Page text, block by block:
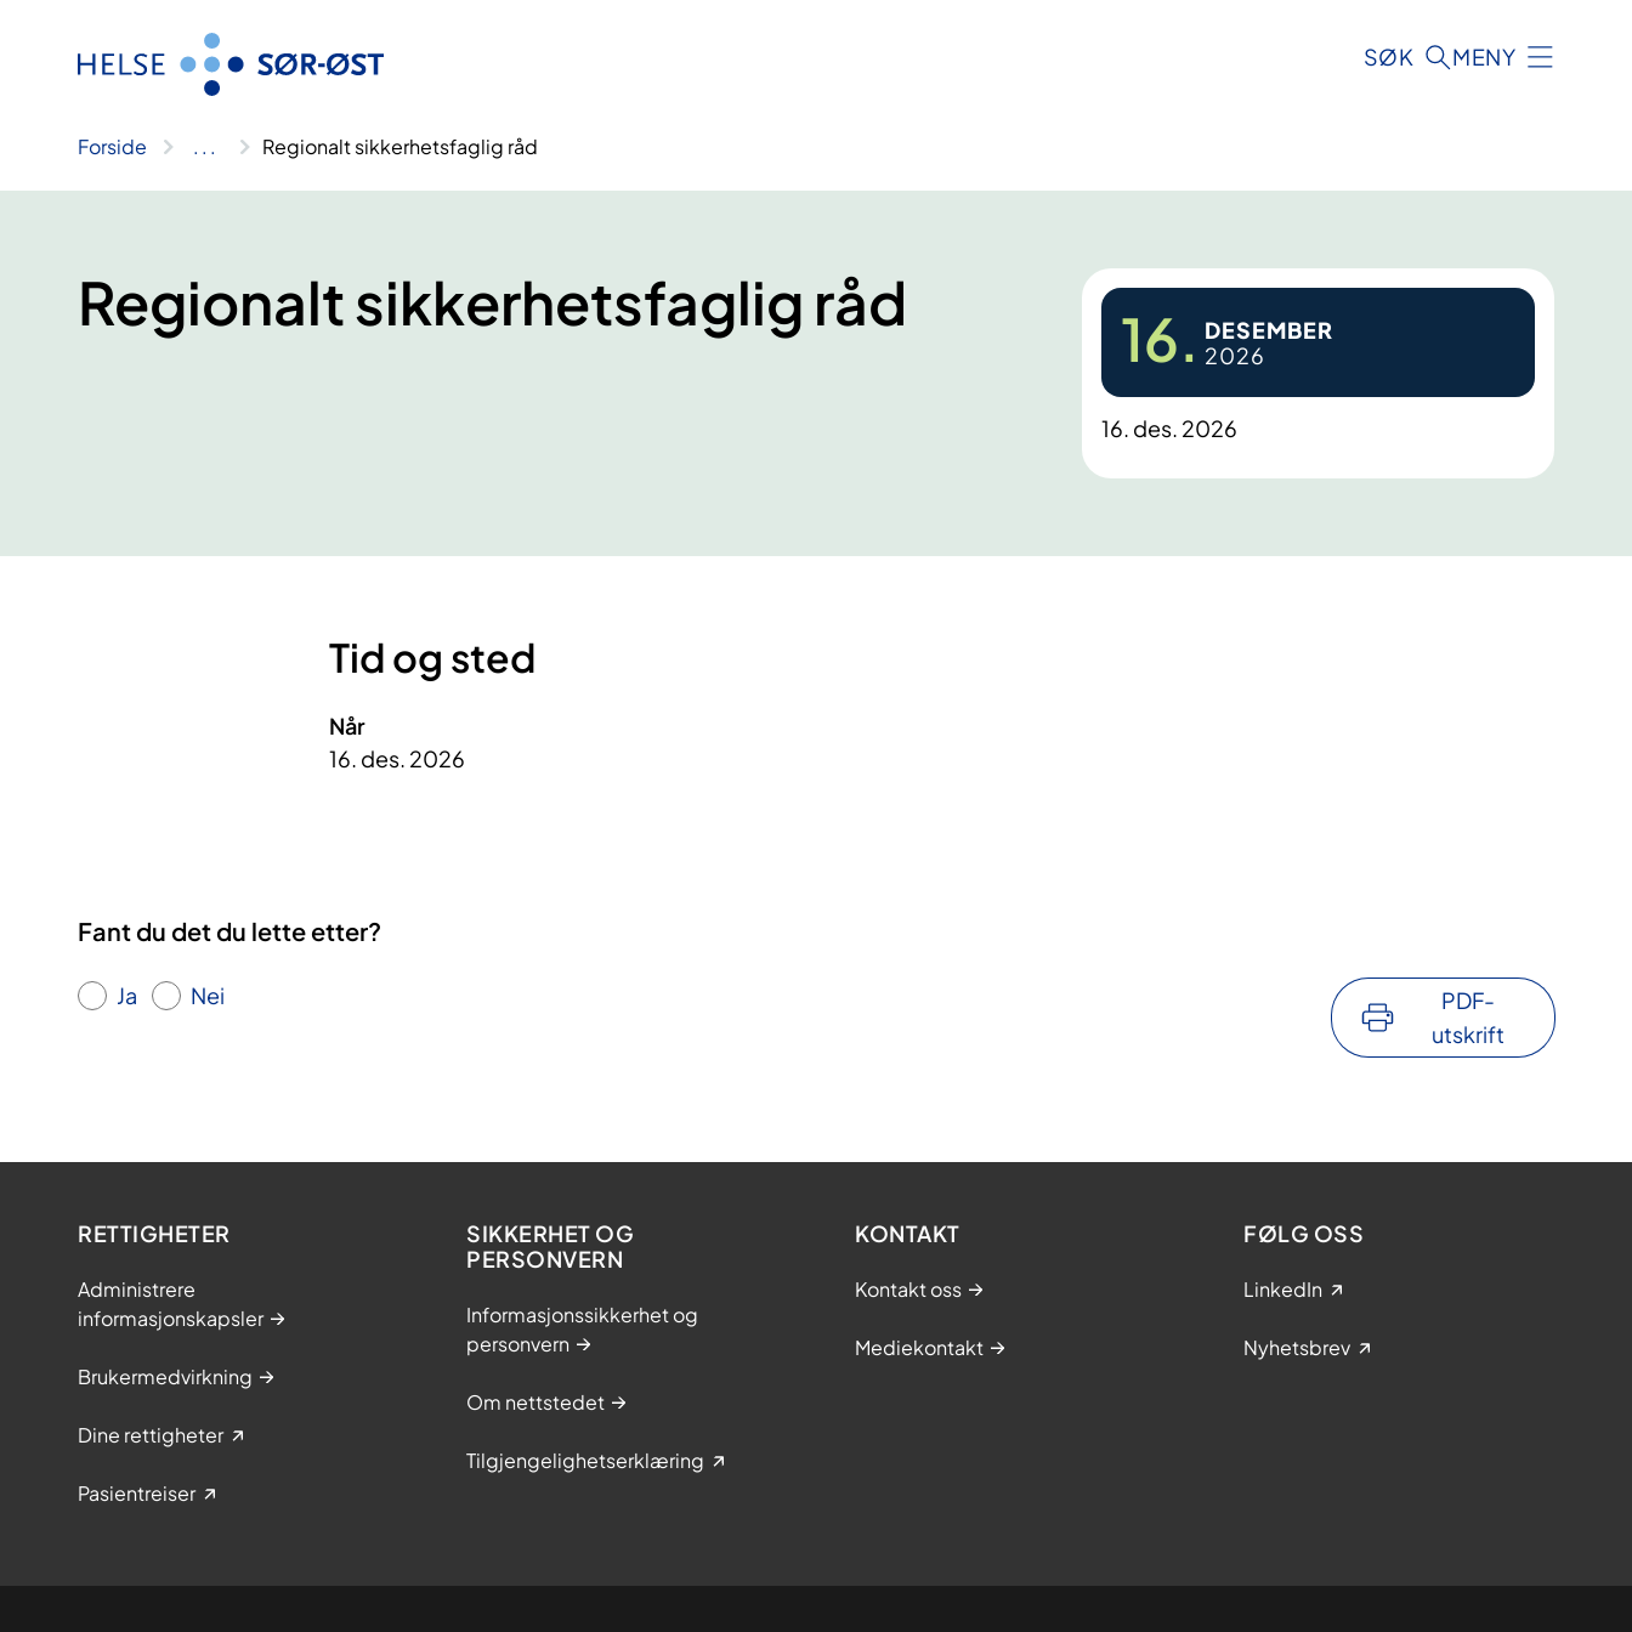
SØK MENY
Forside .. . Regionalt sikkerhetsfaglig råd
Regionalt sikkerhetsfaglig råd 16. DESEMBER
2026
16. des. 2026
Tid og sted
Når
16. des. 2026
Fant du det du lette etter?
Ja Nei
PDF-
utskrift
RETTIGHETER
Administrere
informasjonskapsler
Brukermedvirkning
Dine rettigheter
Pasientreiser
SIKKERHET OG
PERSONVERN
Informasjonssikkerhet og
personvern
Om nettstedet
Tilgjengelighetserklæring
KONTAKT
Kontakt oss
Mediekontakt
FØLG OSS
LinkedIn
Nyhetsbrev